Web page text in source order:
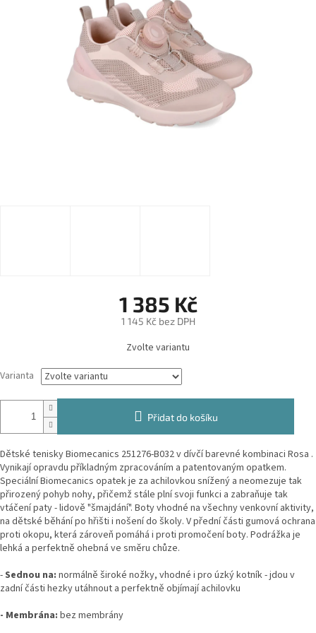
1 385 Kč
1 145 Kč bez DPH
Měrná
cena:
Zvolte variantu
Varianta
Přidat do košíku
Dětské tenisky Biomecanics 251276-B032 v dívčí barevné kombinaci Rosa .
Vynikají opravdu příkladným zpracováním a patentovaným opatkem.
Speciální Biomecanics opatek je za achilovkou snížený a neomezuje tak
přirozený pohyb nohy, přičemž stále plní svoji funkci a zabraňuje tak
vtáčení paty - lidově "šmajdání". Boty vhodné na všechny venkovní aktivity,
na dětské běhání po hřišti i nošení do školy. V přední části gumová ochrana
proti okopu, která zároveň pomáhá i proti promočení boty. Podrážka je
lehká a perfektně ohebná ve směru chůze.
-Sednou na: normálně široké nožky, vhodné i pro úzký kotník - jdou v
zadní části hezky utáhnout a perfektně objímají achilovku
- Membrána: bez membrány